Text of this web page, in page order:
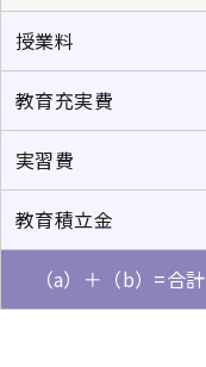
授業料
教育充実費
実習費
教育積立金
（a）＋（b）=合計